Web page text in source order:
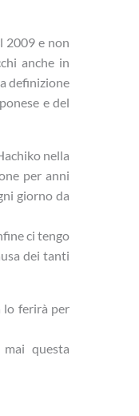
2009 e non
anche in
definizione
e del
nella
per anni
giorno da
ci tengo
dei tanti
lo ferirà per
questa